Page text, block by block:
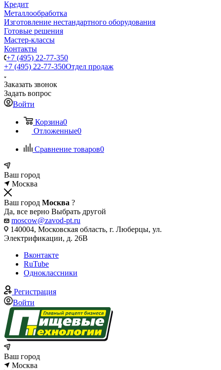
Кредит
Металлообработка
Изготовление нестандартного оборудования
Готовые решения
Мастер-классы
Контакты
+7 (495) 22-77-350
+7 (495) 22-77-350Отдел продаж
Заказать звонок
Задать вопрос
Войти
Корзина0
Отложенные0
Сравнение товаров0
Ваш город
Москва
Ваш город Москва ?
Да, все верно Выбрать другой
moscow@zavod-pt.ru
140004, Московская область, г. Люберцы, ул.
Электрификации, д. 26В
Вконтакте
RuTube
Одноклассники
Регистрация
Войти
Ваш город
Москва